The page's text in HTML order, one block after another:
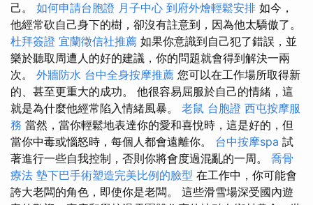
己。 如何申請台胞證 月子中心 到府外燴輕鬆安排 如今，
他經常砍自己身下的樹，卻沒有註意到，因為他太驕傲了。
杜拜簽證 宜蘭徵信社推薦 如果你意識到自己犯了錯誤，並
樂於聽取周遭人的好的建議，你的問題就會得到解決一兩
次。 外牆防水 台中全身按摩推薦 您可以在工作場所取得新
的、甚至更重大的成功。 他很容易屈服於自己的情緒，這
就是為什麼他經常陷入情緒風暴。 老鼠 台胞證 西屯按摩服
務 當然，當你輕鬆地表達你的愛和喜悅時，這是好的，但
當你中毒或惱怒時，每個人都會遠離你。 台中按摩spa 試
著進行一些自我控制，否則你將會度過混亂的一周。 喬骨
療法 墊下巴手術塑造完美比例的臉型 在工作中，你可能會
誇大老闆的角色，即使你是老闆。 這些滑雪場深受國內遊